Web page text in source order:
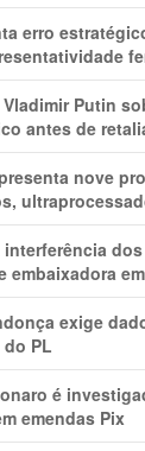
erro
Putin
antes de
nove
embaixadora
exige
PL
é
emendas Pix